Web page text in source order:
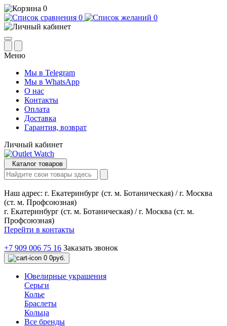
0
0
0
Меню
Мы в Telegram
Мы в WhatsApp
О нас
Контакты
Оплата
Доставка
Гарантия, возврат
Личный кабинет
Каталог товаров
Наш адрес: г. Екатеринбург (ст. м. Ботаническая) / г. Москва
(ст. м. Профсоюзная)
г. Екатеринбург (ст. м. Ботаническая) / г. Москва (ст. м.
Профсоюзная)
Перейти в контакты
+7 909 006 75 16 Заказать звонок
0 0руб.
Ювелирные украшения
Серьги
Колье
Браслеты
Кольца
Все бренды